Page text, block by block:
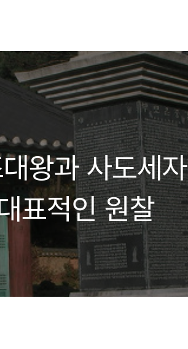
왕과 사도세자
표적인 원찰